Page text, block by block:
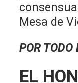
Mesa de
POR TODO
EL